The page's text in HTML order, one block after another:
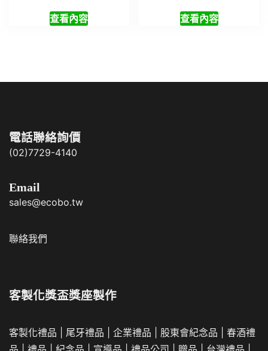
查看內容 查看內容
電話聯絡詢價
(02)7729-4140
Email
sales@ecobo.tw
聯絡我們
客製化獎盃獎座製作
客製化禮品 尾牙禮品 企業禮品 股東會紀念品
春酒禮